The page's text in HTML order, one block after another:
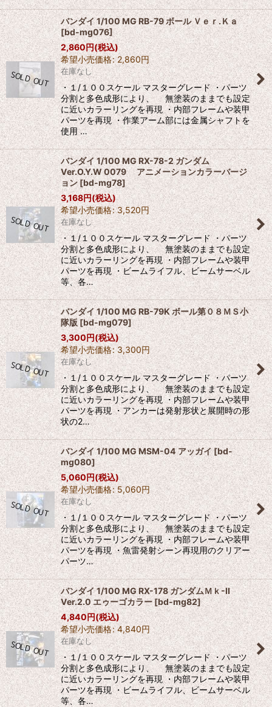
バンダイ 1/100 MG RB-79 ボール Ｖｅｒ.Ｋａ
[bd-mg076]
2,860円(税込)
希望小売価格: 2,860円
在庫なし
・１/１００スケール マスターグレード ・パーツ
分割と多色成形により、 無塗装のままでも設定
に近いカラーリングを再現 ・内部フレームや装甲
パーツを再現 ・作業アーム部には金属シャフトを
使用 …
バンダイ 1/100 MG RX-78-2 ガンダム
Ver.O.Y.W 0079 アニメーションカラーバージ
ョン [bd-mg78]
3,168円(税込)
希望小売価格: 3,520円
在庫なし
・１/１００スケール マスターグレード ・パーツ
分割と多色成形により、 無塗装のままでも設定
に近いカラーリングを再現 ・内部フレームや装甲
パーツを再現 ・ビームライフル、ビームサーベル
等、各…
バンダイ 1/100 MG RB-79K ボール第０８ＭＳ小
隊版[bd-mg079]
3,300円(税込)
希望小売価格: 3,300円
在庫なし
・１/１００スケール マスターグレード ・パーツ
分割と多色成形により、 無塗装のままでも設定
に近いカラーリングを再現 ・内部フレームや装甲
パーツを再現 ・アンカーは発射形状と展開時の形
状の2…
バンダイ 1/100 MG MSM-04 アッガイ[bd-
mg080]
5,060円(税込)
希望小売価格: 5,060円
在庫なし
・１/１００スケール マスターグレード ・パーツ
分割と多色成形により、 無塗装のままでも設定
に近いカラーリングを再現 ・内部フレームや装甲
パーツを再現 ・魚雷発射シーン再現用のクリアー
パーツ…
バンダイ 1/100 MG RX-178 ガンダムＭｋ-II
Ver.2.0 エゥーゴカラー[bd-mg82]
4,840円(税込)
希望小売価格: 4,840円
在庫なし
・１/１００スケール マスターグレード ・パーツ
分割と多色成形により、 無塗装のままでも設定
に近いカラーリングを再現 ・内部フレームや装甲
パーツを再現 ・ビームライフル、ビームサーベル
等、各…